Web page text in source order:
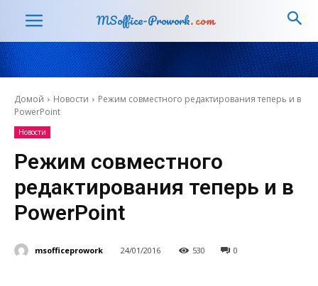
MSoffice-Prowork.com
Домой Новости
Режим совместного редактирования теперь и в
PowerPoint
Новости
Режим совместного
редактирования теперь и в
PowerPoint
msofficeprowork 24/01/2016 530 0